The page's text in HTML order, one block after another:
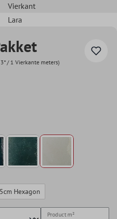
Vierkant
Lara
/ 1 Vierkante meters)
Hexagon
Productm²